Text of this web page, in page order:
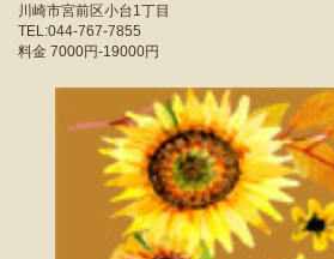
川崎市宮前区小台1丁目
TEL:044-767-7855
料金 7000円-19000円